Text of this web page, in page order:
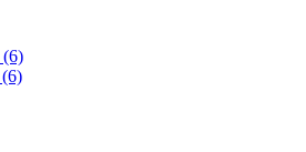
(6)
(6)